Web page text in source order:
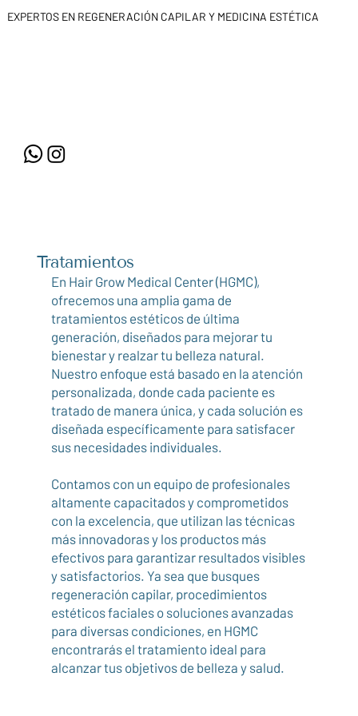
EXPERTOS EN REGENERACIÓN CAPILAR Y MEDICINA ESTÉTICA
Tratamientos
En Hair Grow Medical Center (HGMC),
ofrecemos una amplia gama de
tratamientos estéticos de última
generación, diseñados para mejorar tu
bienestar y realzar tu belleza natural.
Nuestro enfoque está basado en la atención
personalizada, donde cada paciente es
tratado de manera única, y cada solución es
diseñada específicamente para satisfacer
sus necesidades individuales.
Contamos con un equipo de profesionales
altamente capacitados y comprometidos
con la excelencia, que utilizan las técnicas
más innovadoras y los productos más
efectivos para garantizar resultados visibles
y satisfactorios. Ya sea que busques
regeneración capilar, procedimientos
estéticos faciales o soluciones avanzadas
para diversas condiciones, en HGMC
encontrarás el tratamiento ideal para
alcanzar tus objetivos de belleza y salud.